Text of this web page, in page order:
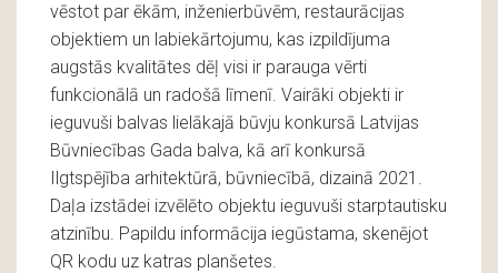
vēstot par ēkām, inženierbūvēm, restaurācijas
objektiem un labiekārtojumu, kas izpildījuma
augstās kvalitātes dēļ visi ir parauga vērti
funkcionālā un radošā līmenī. Vairāki objekti ir
ieguvuši balvas lielākajā būvju konkursā Latvijas
Būvniecības Gada balva, kā arī konkursā
Ilgtspējība arhitektūrā, būvniecībā, dizainā 2021.
Daļa izstādei izvēlēto objektu ieguvuši starptautisku
atzinību. Papildu informācija iegūstama, skenējot
QR kodu uz katras planšetes.